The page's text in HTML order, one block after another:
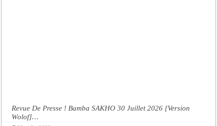
Revue De Presse ! Bamba SAKHO 30 Juillet 2026 [Version
Wolof]…